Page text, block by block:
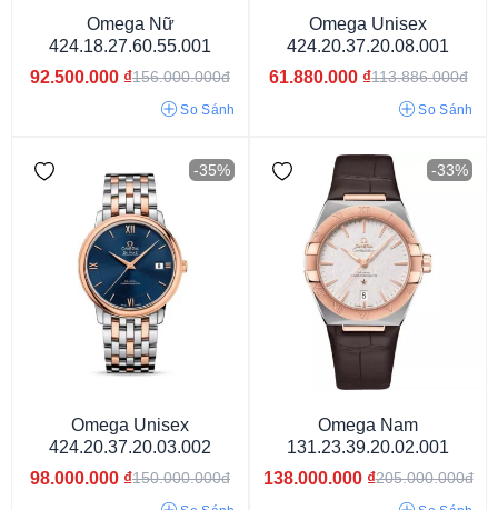
Cơ
Omega Nữ
424.18.27.60.55.001
92.500.000 ₫156.000.000đ
So Sánh
Omega Unisex
424.20.37.20.08.001
61.880.000 ₫113.886.000đ
So Sánh
-35%
Omega Unisex
424.20.37.20.03.002
98.000.000 ₫150.000.000đ
-33%
Omega Nam
131.23.39.20.02.001
138.000.000 ₫205.000.000đ